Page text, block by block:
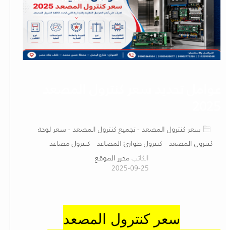
سعر كنترول المصعد - تجميع كنترول المصعد - سعر لوحة
كنترول المصعد - كنترول طوارئ المصاعد - كنترول مصاعد
الكاتبمحرر الموقع
2025-09-25
سعر كنترول المصعد